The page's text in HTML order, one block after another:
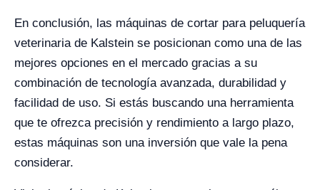
En conclusión, las máquinas de cortar para peluquería
veterinaria de Kalstein se posicionan como una de las
mejores opciones en el mercado gracias a su
combinación de tecnología avanzada, durabilidad y
facilidad de uso. Si estás buscando una herramienta
que te ofrezca precisión y rendimiento a largo plazo,
estas máquinas son una inversión que vale la pena
considerar.